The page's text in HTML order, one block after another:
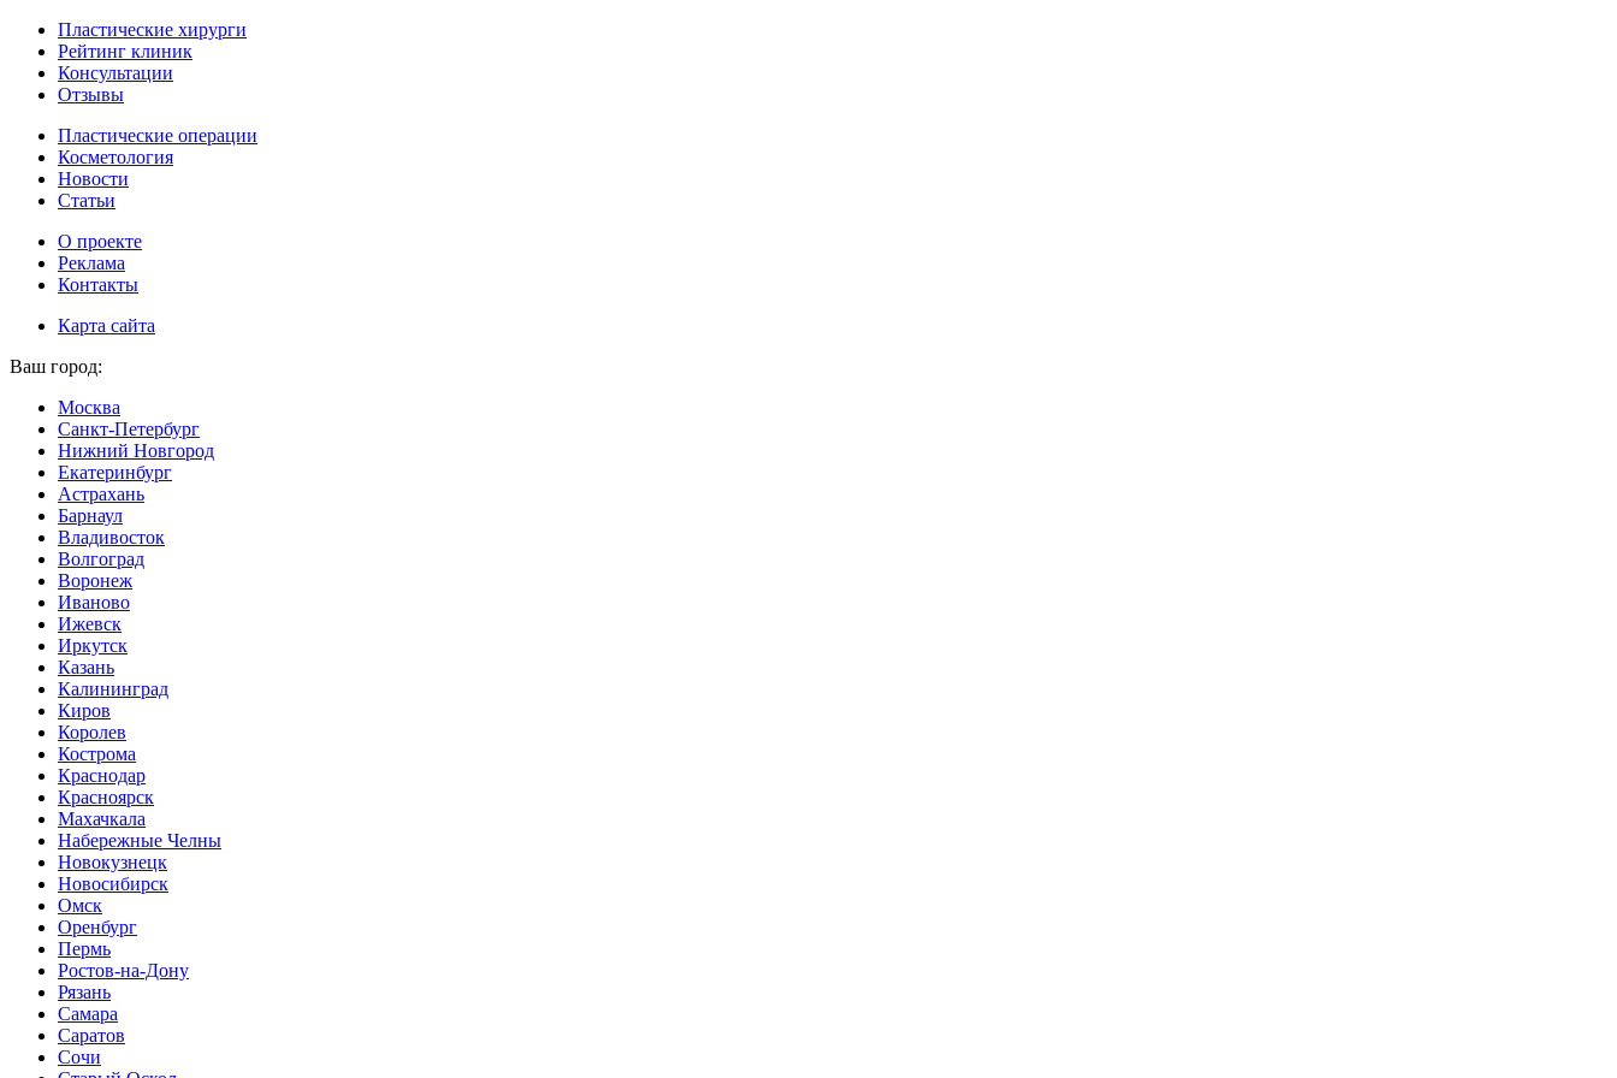
Пластические хирурги
Рейтинг клиник
Консультации
Отзывы
Пластические операции
Косметология
Новости
Статьи
О проекте
Реклама
Контакты
Карта сайта
Ваш город:
Москва
Санкт-Петербург
Нижний Новгород
Екатеринбург
Астрахань
Барнаул
Владивосток
Волгоград
Воронеж
Иваново
Ижевск
Иркутск
Казань
Калининград
Киров
Королев
Кострома
Краснодар
Красноярск
Махачкала
Набережные Челны
Новокузнецк
Новосибирск
Омск
Оренбург
Пермь
Ростов-на-Дону
Рязань
Самара
Саратов
Сочи